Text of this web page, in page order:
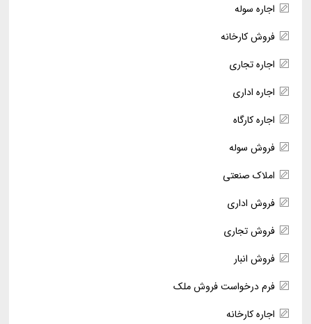
اجاره سوله
فروش کارخانه
اجاره تجاری
اجاره اداری
اجاره کارگاه
فروش سوله
املاک صنعتی
فروش اداری
فروش تجاری
فروش انبار
فرم درخواست فروش ملک
اجاره کارخانه